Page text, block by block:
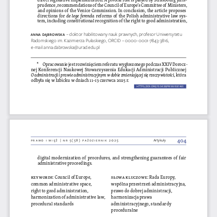
1465
prudence, recommendations of the Council of Europe’s Committee of Ministers,
and opinions of the Venice Commission. In conclusion, the article proposes
directions for de lege ferenda reforms of the Polish administrative law sys
tem, including constitutional recognition of the right to good administration,
   *  Opracowanie jest rozwinięciem referatu wygłoszonego podczas XXIV Dorocz
nej Konferencji Naukowej Stowarzyszenia Edukacji Administracji Publicznej
O administracji i prawie administracyjnym w dobie zmieniającej się rzeczywistości , która
odbyła się w Izbicku w dniach 11–13 czerwca 2025 r.
aNNa DąBRoWsKa
– doktor habilitowany nauk prawnych, profesor Uniwersytetu
Radomskiego im. Kazimierza Pułaskiego, ORCID – 0000-0001-7843-3816,
e-mail: anna.dabrowska@urad.edu.pl
HTTPS://DOI.ORG/10.36128/PRIW.VI58.1465
Artykuły
prawo i więź | nr 5(58) październik 2025 404
digital modernization of procedures, and strengthening guarantees of fair
administrative proceedings.
keywords: Council of Europe,
common administrative space,
right to good administration,
harmonization of administrative law,
procedural standards
słowa kluczowe: Rada Europy,
wspólna przestrzeń administracyjna,
prawo do dobrej administracji,
harmonizacja prawa
administracyjnego, standardy
proceduralne